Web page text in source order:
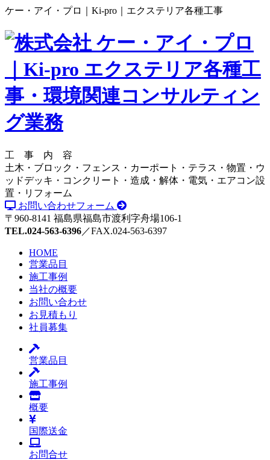
ケー・アイ・プロ｜Ki-pro｜エクステリア各種工事
工 事 内 容
土木・ブロック・フェンス・カーポート・テラス・物置・ウ
ッドデッキ・コンクリート・造成・解体・電気・エアコン設
置・リフォーム
お問い合わせフォーム
〒960-8141 福島県福島市渡利字舟場106-1
TEL.024-563-6396／FAX.024-563-6397
HOME
営業品目
施工事例
当社の概要
お問い合わせ
お見積もり
社員募集
営業品目
施工事例
概要
国際送金
お問合せ